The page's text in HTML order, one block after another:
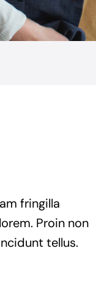
fringilla
Proin non
tellus.